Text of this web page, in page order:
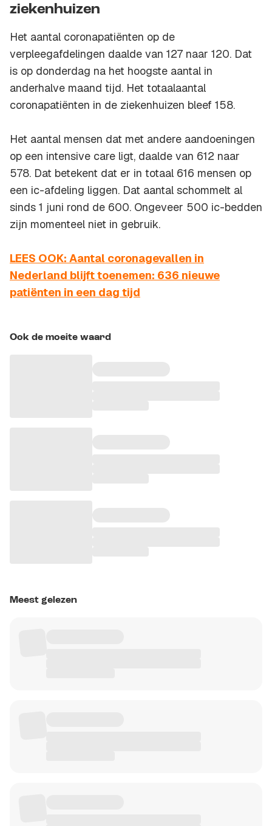
ziekenhuizen
Het aantal coronapatiënten op de
verpleegafdelingen daalde van 127 naar 120. Dat
is op donderdag na het hoogste aantal in
anderhalve maand tijd. Het totaalaantal
coronapatiënten in de ziekenhuizen bleef 158.
Het aantal mensen dat met andere aandoeningen
op een intensive care ligt, daalde van 612 naar
578. Dat betekent dat er in totaal 616 mensen op
een ic-afdeling liggen. Dat aantal schommelt al
sinds 1 juni rond de 600. Ongeveer 500 ic-bedden
zijn momenteel niet in gebruik.
LEES OOK: Aantal coronagevallen in
Nederland blijft toenemen: 636 nieuwe
patiënten in een dag tijd
Ook de moeite waard
Meest gelezen